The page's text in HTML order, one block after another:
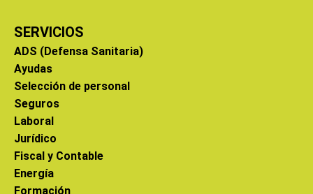
SERVICIOS
ADS (Defensa Sanitaria)
Ayudas
Selección de personal
Seguros
Laboral
Jurídico
Fiscal y Contable
Energía
Formación